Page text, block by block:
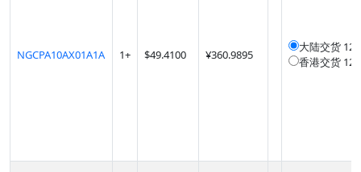
NGCPA10AX01A1A 1+ $49.4100 ¥360.9895
大陆交货
香港交货